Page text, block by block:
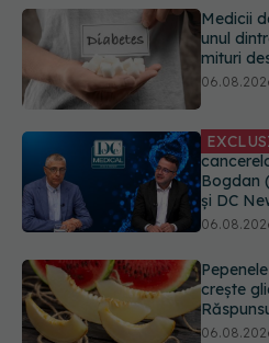
Bogdan
și DC
crește
doze